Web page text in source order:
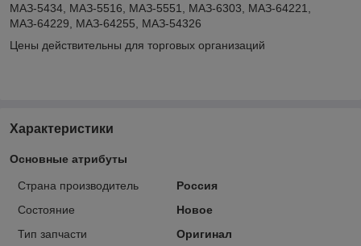
МАЗ-5434, МАЗ-5516, МАЗ-5551, МАЗ-6303, МАЗ-64221,
МАЗ-64229, МАЗ-64255, МАЗ-54326
Цены действительны для торговых организаций
Характеристики
Основные атрибуты
Страна производитель
Россия
Состояние
Новое
Тип запчасти
Оригинал